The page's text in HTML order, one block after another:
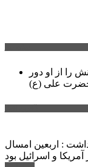
را از او دور
علی (ع)
: اربعین امسال